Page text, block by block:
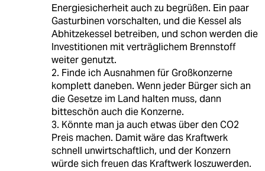
Energiesicherheit auch zu begrüßen. Ein paar
Gasturbinen vorschalten, und die Kessel als
Abhitzekessel betreiben, und schon werden die
Investitionen mit verträglichem Brennstoff
weiter genutzt.
2. Finde ich Ausnahmen für Großkonzerne
komplett daneben. Wenn jeder Bürger sich an
die Gesetze im Land halten muss, dann
bitteschön auch die Konzerne.
3. Könnte man ja auch etwas über den CO2
Preis machen. Damit wäre das Kraftwerk
schnell unwirtschaftlich, und der Konzern
würde sich freuen das Kraftwerk loszuwerden.